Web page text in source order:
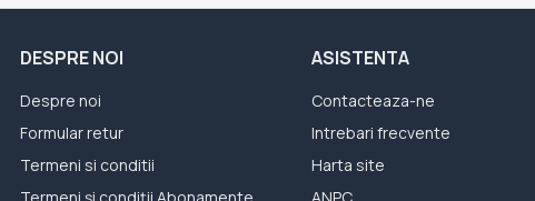
DESPRE NOI
Despre noi
Formular retur
Termeni si conditii
ASISTENTA
Contacteaza-ne
Intrebari frecvente
Harta site